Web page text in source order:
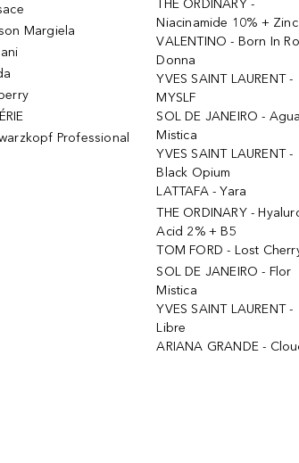
Margiela
Professional
THE ORDINARY -
Niacinamide 10% +
VALENTINO - Born In
Donna
YVES SAINT LAURENT -
MYSLF
SOL DE JANEIRO - Agua
Mistica
YVES SAINT LAURENT -
Black Opium
LATTAFA - Yara
THE ORDINARY -
Acid 2% + B5
TOM FORD - Lost
SOL DE JANEIRO - Flor
Mistica
YVES SAINT LAURENT -
Libre
ARIANA GRANDE -